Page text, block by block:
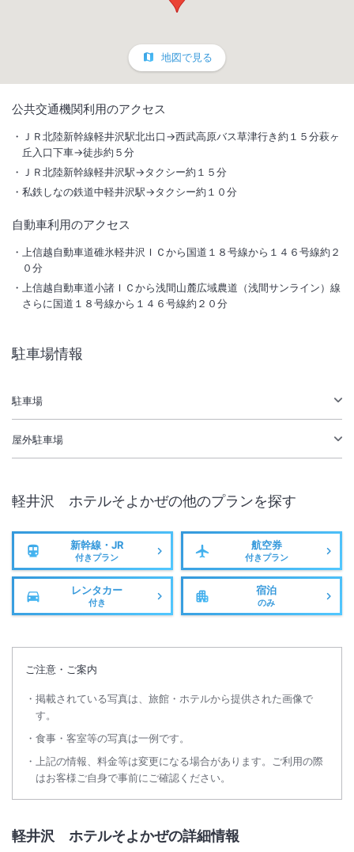
ペットと過ごす軽井沢旅♪木々に囲まれた高台に佇むホテルそよかぜ。
開放的なレストランで南仏料理を愉しみ、ペットとのんびり贅沢＆特別
総客室数20室
IN チェックイン
15:00/ OUT チェックアウト
11:00
大浴場あり 駐車場あり
全館禁煙となります。
前に施設ＨＰ記載の「ペット同伴同意書」をご一読願います。料金は現
地図で見る
公共交通機関利用のアクセス
ＪＲ北陸新幹線軽井沢駅北出口→西武高原バス草津行き約１５分萩ヶ
丘入口下車→徒歩約５分
ＪＲ北陸新幹線軽井沢駅→タクシー約１５分
私鉄しなの鉄道中軽井沢駅→タクシー約１０分
自動車利用のアクセス
上信越自動車道碓氷軽井沢ＩＣから国道１８号線から１４６号線約２
０分
上信越自動車道小諸ＩＣから浅間山麓広域農道（浅間サンライン）線
さらに国道１８号線から１４６号線約２０分
駐車場情報
駐車場
屋外駐車場
軽井沢 ホテルそよかぜの他のプランを探す
新幹線・JR
付きプラン
航空券
付きプラン
レンタカー
付き
宿泊
のみ
ご注意・ご案内
掲載されている写真は、旅館・ホテルから提供された画像で
す。
食事・客室等の写真は一例です。
上記の情報、料金等は変更になる場合があります。ご利用の際
はお客様ご自身で事前にご確認ください。
軽井沢 ホテルそよかぜの詳細情報